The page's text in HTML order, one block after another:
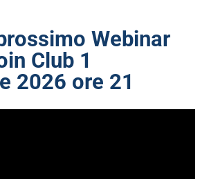
Webinar
Club 1
2026 ore 21